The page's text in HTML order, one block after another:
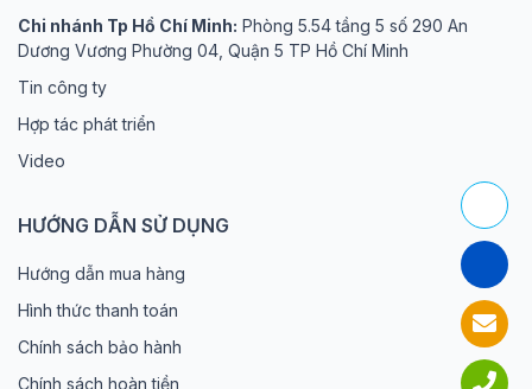
Chi nhánh Tp Hồ Chí Minh: Phòng 5.54 tầng 5 số 290 An
Dương Vương Phường 04, Quận 5 TP Hồ Chí Minh
Tin công ty
Hợp tác phát triển
Video
HƯỚNG DẪN SỬ DỤNG
Hướng dẫn mua hàng
Hình thức thanh toán
Chính sách bảo hành
Chính sách hoàn tiền